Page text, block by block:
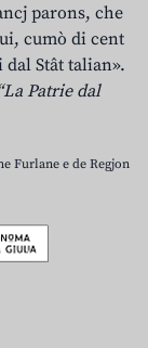
parons, che
cumò di cent
Stât talian».
Patrie dal
Furlane e de Regjon